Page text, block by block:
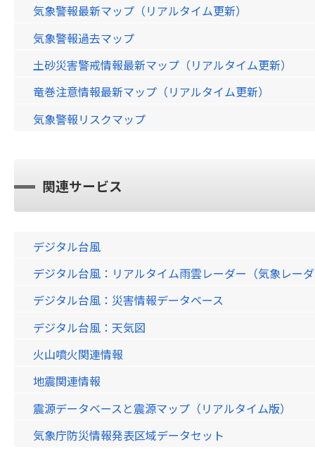
気象警報最新マップ（リアルタイム更新）
気象警報過去マップ
土砂災害警戒情報最新マップ（リアルタイム更新）
竜巻注意情報最新マップ（リアルタイム更新）
気象警報リスクマップ
関連サービス
デジタル台風
デジタル台風：リアルタイム雨雲レーダー（気象レー
デジタル台風：災害情報データベース
デジタル台風：天気図
火山噴火関連情報
地震関連情報
震源データベースと震源マップ（リアルタイム版）
気象庁防災情報発表区域データセット